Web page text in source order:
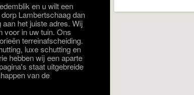
en u wilt een
Lambertschaag dan
het juiste adres. Wij
voor in uw tuin. Ons
terreinafscheiding.
luxe schutting en
hebben wij een aparte
staat uitgebreide
van de